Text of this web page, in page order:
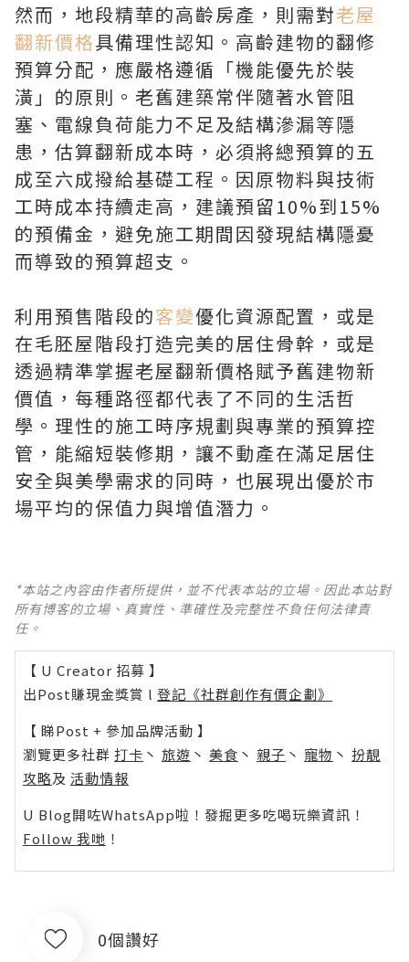
然而，地段精華的高齡房產，則需對老屋
翻新價格具備理性認知。高齡建物的翻修
預算分配，應嚴格遵循「機能優先於裝
潢」的原則。老舊建築常伴隨著水管阻
塞、電線負荷能力不足及結構滲漏等隱
患，估算翻新成本時，必須將總預算的五
成至六成撥給基礎工程。因原物料與技術
工時成本持續走高，建議預留10%到15%
的預備金，避免施工期間因發現結構隱憂
而導致的預算超支。
利用預售階段的客變優化資源配置，或是
在毛胚屋階段打造完美的居住骨幹，或是
透過精準掌握老屋翻新價格賦予舊建物新
價值，每種路徑都代表了不同的生活哲
學。理性的施工時序規劃與專業的預算控
管，能縮短裝修期，讓不動產在滿足居住
安全與美學需求的同時，也展現出優於市
場平均的保值力與增值潛力。
*本站之內容由作者所提供，並不代表本站的立場。因此本站對
所有博客的立場、真實性、準確性及完整性不負任何法律責
任。
【 U Creator 招募 】
出Post賺現金獎賞 l 登記《社群創作有價企劃》
【 睇Post + 參加品牌活動 】
瀏覽更多社群 打卡 丶 旅遊 丶 美食 丶 親子 丶 寵物 丶 扮靚
攻略及 活動情報
U Blog開咗WhatsApp啦！發掘更多吃喝玩樂資訊！
Follow 我哋 ！
0個讚好